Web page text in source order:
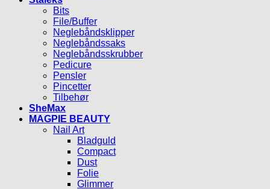
Bits
File/Buffer
Neglebåndsklipper
Neglebåndssaks
Neglebåndsskrubber
Pedicure
Pensler
Pincetter
Tilbehør
SheMax
MAGPIE BEAUTY
Nail Art
Bladguld
Compact
Dust
Folie
Glimmer